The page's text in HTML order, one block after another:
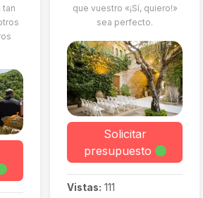
tan
que vuestro «¡Sí, quiero!»
sea perfecto.
Solicitar
presupuesto
Vistas: 111